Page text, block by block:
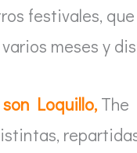
festivales,
meses y
Loquillo, The